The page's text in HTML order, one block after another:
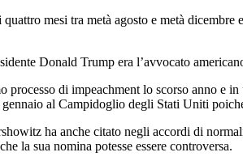
mesi tra metà agosto e metà
Donald Trump era l’avvocato
di impeachment lo scorso anno e
al Campidoglio degli Stati Uniti
ha anche citato negli accordi di
la sua nomina potesse essere controversa.